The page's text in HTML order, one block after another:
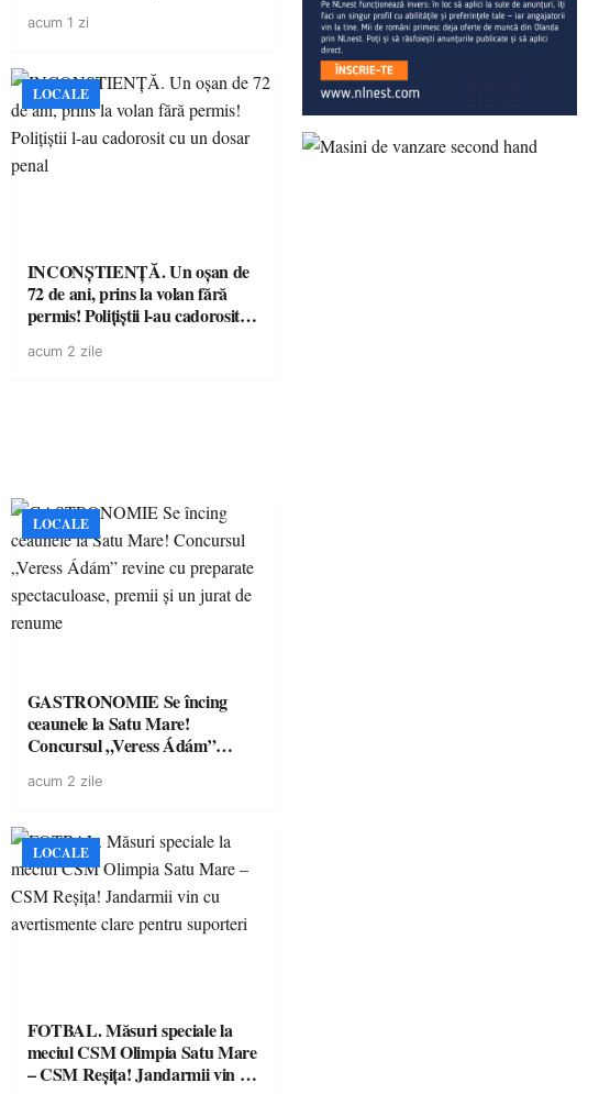
acum 1 zi
LOCALE
INCONȘTIENȚĂ. Un oșan de
72 de ani, prins la volan fără
permis! Polițiștii l-au cadorosit
acum 2 zile
LOCALE
GASTRONOMIE Se încing
ceaunele la Satu Mare!
Concursul „Veress Ádám”
spectaculoase, premii și un jurat
acum 2 zile
LOCALE
FOTBAL. Măsuri speciale la
meciul CSM Olimpia Satu Mare
– CSM Reșița! Jandarmii vin cu